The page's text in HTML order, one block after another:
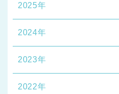
2025年
2024年
2023年
2022年